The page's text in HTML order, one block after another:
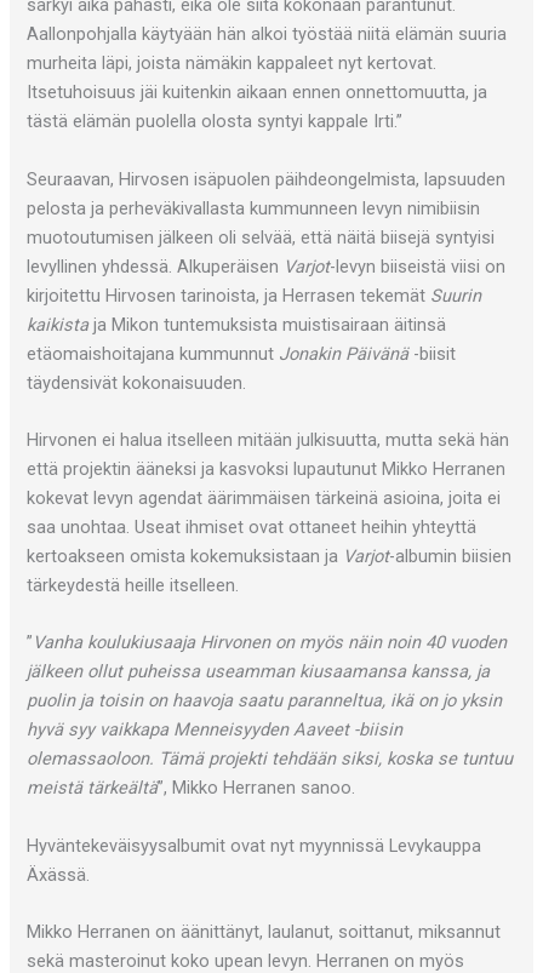
särkyi aika pahasti, eikä ole siitä kokonaan parantunut.
Aallonpohjalla käytyään hän alkoi työstää niitä elämän suuria
murheita läpi, joista nämäkin kappaleet nyt kertovat.
Itsetuhoisuus jäi kuitenkin aikaan ennen onnettomuutta, ja
tästä elämän puolella olosta syntyi kappale Irti.”
Seuraavan, Hirvosen isäpuolen päihdeongelmista, lapsuuden
pelosta ja perheväkivallasta kummunneen levyn nimibiisin
muotoutumisen jälkeen oli selvää, että näitä biisejä syntyisi
levyllinen yhdessä. Alkuperäisen Varjot-levyn biiseistä viisi on
kirjoitettu Hirvosen tarinoista, ja Herrasen tekemät Suurin
kaikista ja Mikon tuntemuksista muistisairaan äitinsä
etäomaishoitajana kummunnut Jonakin Päivänä-biisit
täydensivät kokonaisuuden.
Hirvonen ei halua itselleen mitään julkisuutta, mutta sekä hän
että projektin ääneksi ja kasvoksi lupautunut Mikko Herranen
kokevat levyn agendat äärimmäisen tärkeinä asioina, joita ei
saa unohtaa. Useat ihmiset ovat ottaneet heihin yhteyttä
kertoakseen omista kokemuksistaan ja Varjot-albumin biisien
tärkeydestä heille itselleen.
” Vanha koulukiusaaja Hirvonen on myös näin noin 40 vuoden
jälkeen ollut puheissa useamman kiusaamansa kanssa, ja
puolin ja toisin on haavoja saatu paranneltua, ikä on jo yksin
hyvä syy vaikkapa Menneisyyden Aaveet -biisin
olemassaoloon. Tämä projekti tehdään siksi, koska se tuntuu
meistä tärkeältä”, Mikko Herranen sanoo.
Hyväntekeväisyysalbumit ovat nyt myynnissä Levykauppa
Äxässä.
Mikko Herranen on äänittänyt, laulanut, soittanut, miksannut
sekä masteroinut koko upean levyn. Herranen on myös